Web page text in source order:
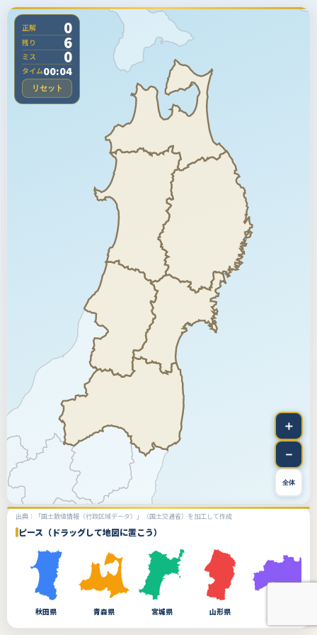
正解 0
残り 6
ミス 0
タイム00:04
リセット
＋
－
全体
出典：「国土数値情報（行政区域データ）」（国土交通省）を加工して作成
ピース（ドラッグして地図に置こう）
秋田県 青森県 宮城県 山形県